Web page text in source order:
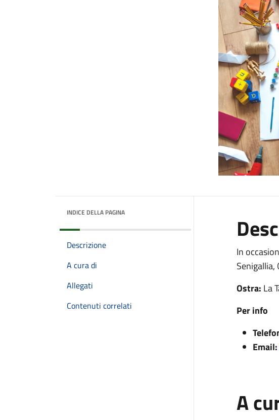
INDICE DELLA PAGINA
Descrizione
A cura di
Allegati
Contenuti correlati
In
Senigallia,
Ostra: La
Per info
Email:
A